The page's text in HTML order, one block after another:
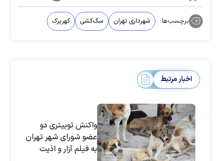
برچسب‌ها: شهرداری تهران سگ‌کشی کهریزک
اخبار مرتبط
واکنش توییتری دو
عضو شورای شهر تهران
به فیلم آزار و اذیت